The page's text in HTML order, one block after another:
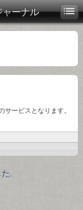
ャーナル
ービスとなります。
.